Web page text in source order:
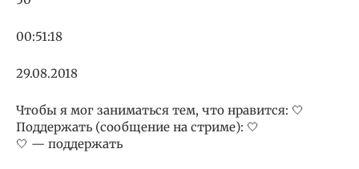
00:51:18
29.08.2018
Чтобы я мог заниматься тем, что нравится: 🤍
Поддержать (сообщение на стриме): 🤍
🤍 — поддержать